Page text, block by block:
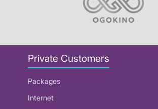
Private Customers
Packages
Internet